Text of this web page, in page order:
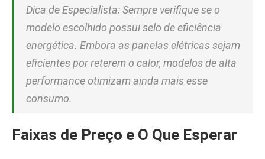
Dica de Especialista: Sempre verifique se o
modelo escolhido possui selo de eficiência
energética. Embora as panelas elétricas sejam
eficientes por reterem o calor, modelos de alta
performance otimizam ainda mais esse
consumo.
Faixas de Preço e O Que Esperar